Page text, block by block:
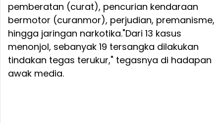
pemberatan (curat), pencurian kendaraan
bermotor (curanmor), perjudian, premanisme,
hingga jaringan narkotika."Dari 13 kasus
menonjol, sebanyak 19 tersangka dilakukan
tindakan tegas terukur," tegasnya di hadapan
awak media.